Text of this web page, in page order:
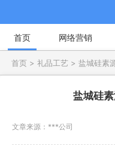
首页 网络营销
首页 > 礼品工艺 > 盐城硅素
盐城硅
文章来源： ***公司